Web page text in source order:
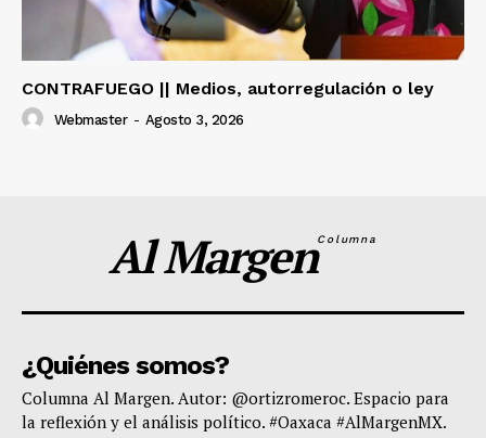
CONTRAFUEGO || Medios, autorregulación o ley
Webmaster - Agosto 3, 2026
Al MargenColumna
¿Quiénes somos?
Columna Al Margen. Autor: @ortizromeroc. Espacio para
la reflexión y el análisis político. #Oaxaca #AlMargenMX.